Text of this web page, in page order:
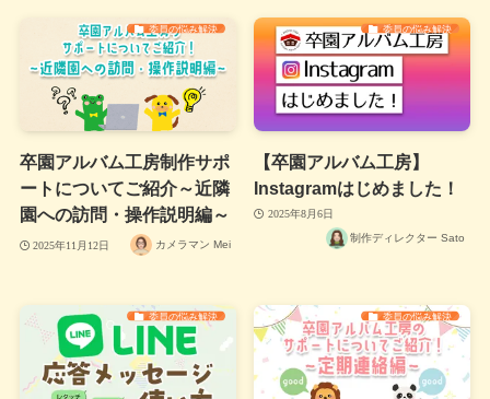
委員の悩み解決
卒園アルバム工房制作サポ
ートについてご紹介～近隣
園への訪問・操作説明編～
2025年11月12日 カメラマン Mei
委員の悩み解決
【卒園アルバム工房】
Instagramはじめました！
2025年8月6日
制作ディレクター Sato
委員の悩み解決 委員の悩み解決